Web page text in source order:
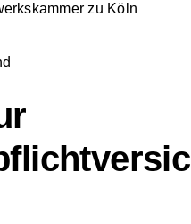
zu Köln